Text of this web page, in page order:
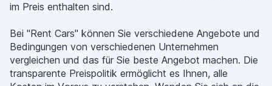
im Preis enthalten sind.
Bei "Rent Cars" können Sie verschiedene Angebote und
Bedingungen von verschiedenen Unternehmen
vergleichen und das für Sie beste Angebot machen. Die
transparente Preispolitik ermöglicht es Ihnen, alle